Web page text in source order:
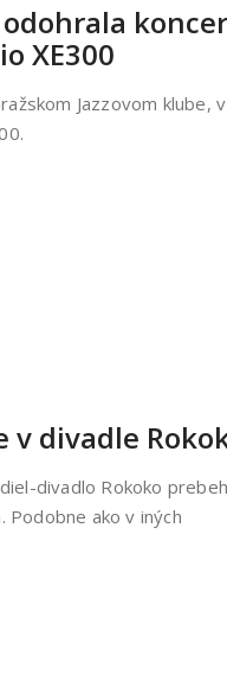
XE300
Jazzovom klube,
divadle
divadlo Rokoko
Podobne ako v iných